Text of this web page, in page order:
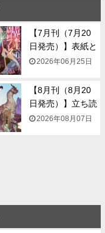
【7月刊（7月20
日発売）】表紙と
一...2026年06月25日
【8月刊（8月20
日発売）】立ち読
み...2026年08月07日